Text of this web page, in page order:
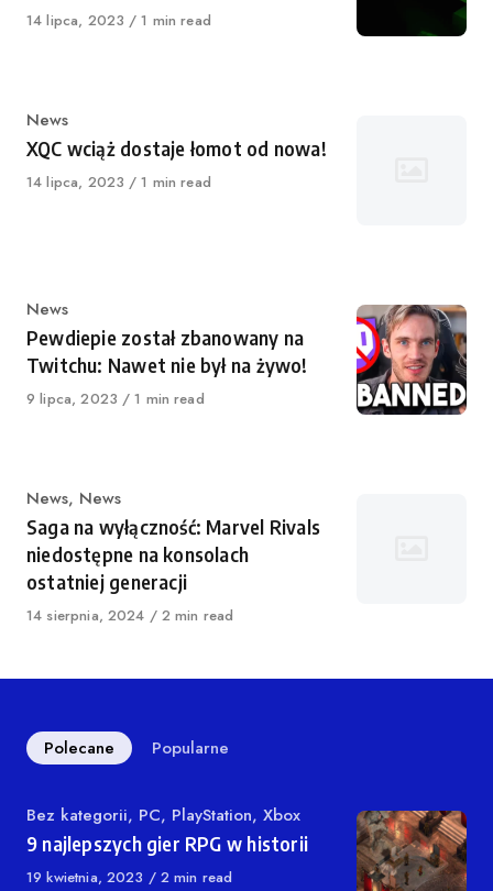
Opublikowano
14 lipca, 2023 1 min read
Kategoria
News
XQC wciąż dostaje łomot od nowa!
Opublikowano
14 lipca, 2023 1 min read
Kategoria
News
Pewdiepie został zbanowany na
Twitchu: Nawet nie był na żywo!
Opublikowano
9 lipca, 2023 1 min read
Kategoria
News, News
Saga na wyłączność: Marvel Rivals
niedostępne na konsolach
ostatniej generacji
Opublikowano
14 sierpnia, 2024 2 min read
Polecane Popularne
Kategoria
Bez kategorii, PC, PlayStation, Xbox
9 najlepszych gier RPG w historii
Opublikowano
19 kwietnia, 2023 2 min read